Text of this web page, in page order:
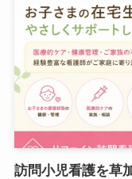
訪問小児看護を草